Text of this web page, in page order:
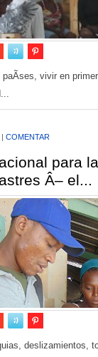
paÃ­ses, vivir en
COMENTAR
para
Â– el...
deslizamientos,